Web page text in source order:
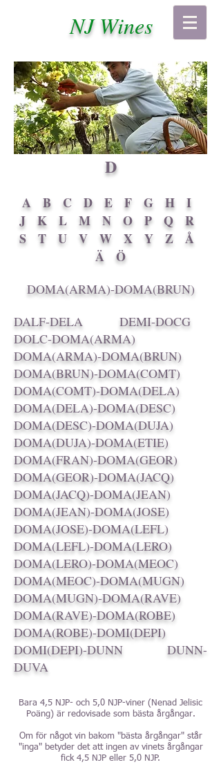
NJ Wines
D
A B C D E F G H
I
J
K L M N O P Q
R
S
T U V W X Y Z
Å
Ä
Ö
DOMA(ARMA)-DOMA(BRUN)
DALF-DELA
DEMI-DOCG
DOLC-DOMA(ARMA)
DOMA(ARMA)-DOMA(BRUN)
DOMA(BRUN)-DOMA(COMT)
DOMA(COMT)-DOMA(DELA)
DOMA(DELA)-DOMA(DESC)
DOMA(DESC)-DOMA(DUJA)
DOMA(DUJA)-DOMA(ETIE)
DOMA(FRAN)-DOMA(GEOR)
DOMA(GEOR)-DOMA(JACQ)
DOMA(JACQ)-DOMA(JEAN)
DOMA(JEAN)-DOMA(JOSE)
DOMA(JOSE)-DOMA(LEFL)
DOMA(LEFL)-DOMA(LERO)
DOMA(LERO)-DOMA(MEOC)
DOMA(MEOC)-DOMA(MUGN)
DOMA(MUGN)-DOMA(RAVE)
DOMA(RAVE)-DOMA(ROBE)
DOMA(ROBE)-DOMI(DEPI)
DOMI(DEPI)-DUNN
DUNN-
DUVA
Bara 4,5 NJP- och 5,0 NJP-viner (Nenad Jelisic
Poäng) är redovisade som bästa årgångar.
Om för något vin bakom "bästa årgångar" står
"inga" betyder det att ingen av vinets årgångar
fick 4,5 NJP eller 5,0 NJP.